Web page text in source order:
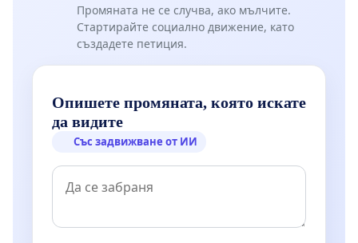
Промяната не се случва, ако мълчите.
Стартирайте социално движение, като
създадете петиция.
Опишете промяната, която искате
да видите
Със задвижване от ИИ